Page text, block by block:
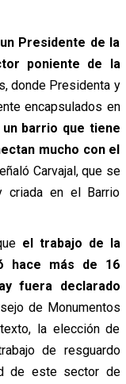
Presidente de la
poniente de la
donde Presidenta y
encapsulados en
un barrio que tiene
mucho con el
Carvajal, que se
criada en el Barrio
el trabajo de la
hace más de 16
fuera declarado
de Monumentos
la elección de
de resguardo
de este sector de